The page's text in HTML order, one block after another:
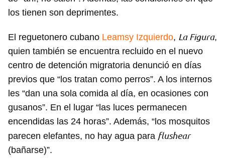
los tienen son deprimentes.
El reguetonero cubano Leamsy Izquierdo, La Figura,
quien también se encuentra recluido en el nuevo
centro de detención migratoria denunció en días
previos que “los tratan como perros”. A los internos
les “dan una sola comida al día, en ocasiones con
gusanos”. En el lugar “las luces permanecen
encendidas las 24 horas”. Además, “los mosquitos
parecen elefantes, no hay agua para flushear
(bañarse)”.